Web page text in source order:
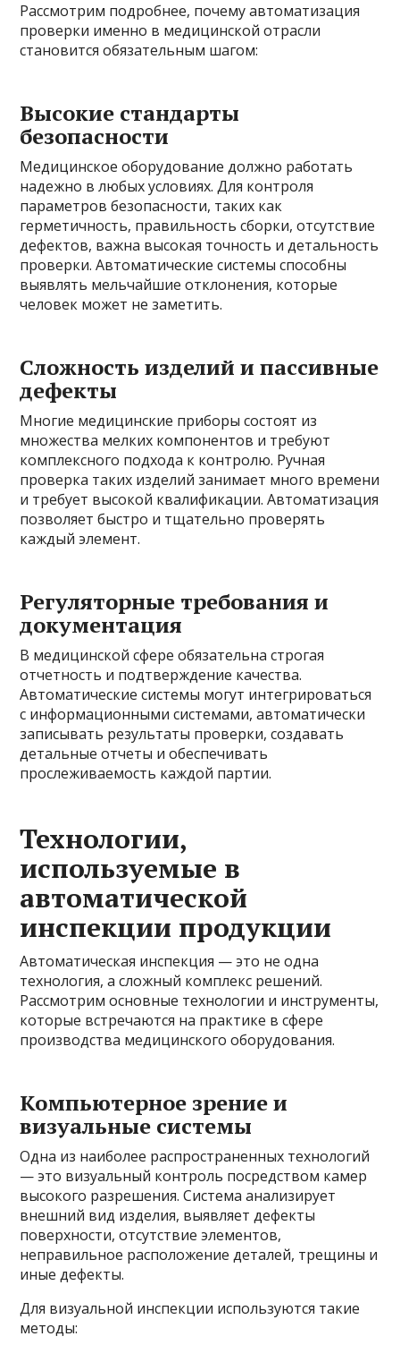
Рассмотрим подробнее, почему автоматизация
проверки именно в медицинской отрасли
становится обязательным шагом:
Высокие стандарты
безопасности
Медицинское оборудование должно работать
надежно в любых условиях. Для контроля
параметров безопасности, таких как
герметичность, правильность сборки, отсутствие
дефектов, важна высокая точность и детальность
проверки. Автоматические системы способны
выявлять мельчайшие отклонения, которые
человек может не заметить.
Сложность изделий и пассивные
дефекты
Многие медицинские приборы состоят из
множества мелких компонентов и требуют
комплексного подхода к контролю. Ручная
проверка таких изделий занимает много времени
и требует высокой квалификации. Автоматизация
позволяет быстро и тщательно проверять
каждый элемент.
Регуляторные требования и
документация
В медицинской сфере обязательна строгая
отчетность и подтверждение качества.
Автоматические системы могут интегрироваться
с информационными системами, автоматически
записывать результаты проверки, создавать
детальные отчеты и обеспечивать
прослеживаемость каждой партии.
Технологии,
используемые в
автоматической
инспекции продукции
Автоматическая инспекция — это не одна
технология, а сложный комплекс решений.
Рассмотрим основные технологии и инструменты,
которые встречаются на практике в сфере
производства медицинского оборудования.
Компьютерное зрение и
визуальные системы
Одна из наиболее распространенных технологий
— это визуальный контроль посредством камер
высокого разрешения. Система анализирует
внешний вид изделия, выявляет дефекты
поверхности, отсутствие элементов,
неправильное расположение деталей, трещины и
иные дефекты.
Для визуальной инспекции используются такие
методы: